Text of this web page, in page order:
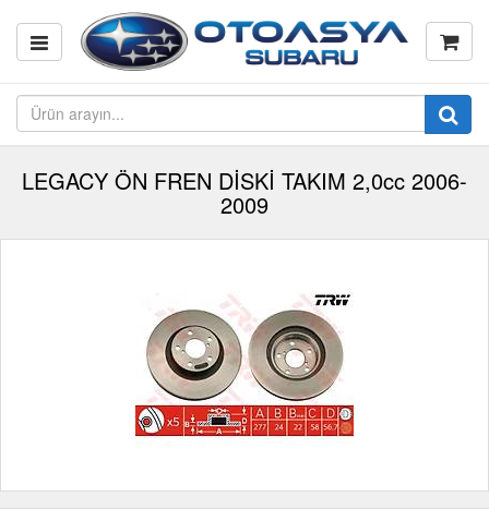
LEGACY ÖN FREN DİSKİ TAKIM 2,0cc 2006-
2009